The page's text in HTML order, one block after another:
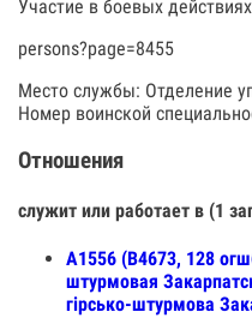
Участие в боевых действиях
persons?page=8455
Место службы: Отделение
Номер воинской
Отношения
служит или работает в (1
А1556 (В4673, 128
штурмовая
гірсько-штурмова